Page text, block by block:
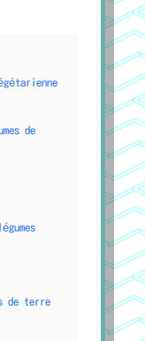
de
de terre